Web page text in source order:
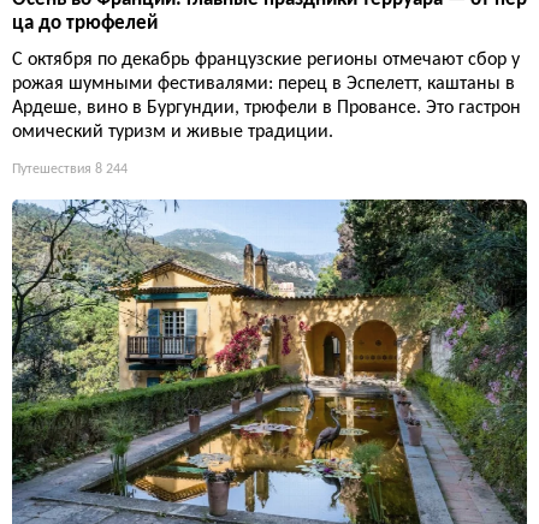
ца до трюфелей
С октября по декабрь французские регионы отмечают сбор у
рожая шумными фестивалями: перец в Эспелетт, каштаны в
Ардеше, вино в Бургундии, трюфели в Провансе. Это гастрон
омический туризм и живые традиции.
Путешествия 8 244